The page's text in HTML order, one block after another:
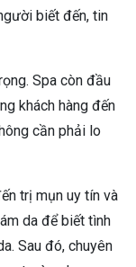
biết đến, tin
Spa còn đầu
khách hàng đến
cần phải lo
trị mụn uy tín và
da để biết tình
Sau đó, chuyên